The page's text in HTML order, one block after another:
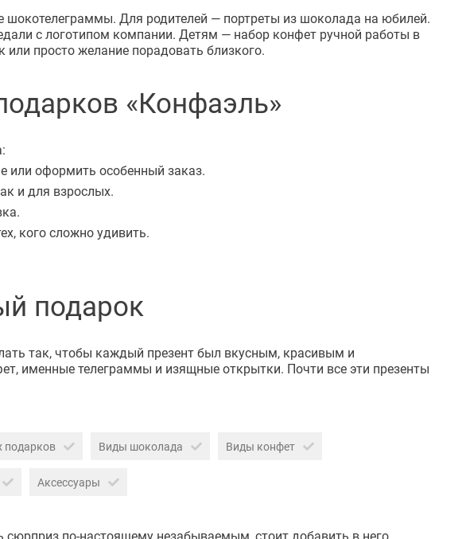
Для родителей — портреты из шоколада на юбилей.
с логотипом компании. Детям — набор конфет ручной работы в
просто желание порадовать близкого.
«Конфаэль»
или оформить особенный заказ.
и для взрослых.
кого сложно удивить.
подарок
так, чтобы каждый презент был вкусным, красивым и
именные телеграммы и изящные открытки. Почти все эти презенты
Виды шоколада Виды конфет
Аксессуары
по-настоящему незабываемым, стоит добавить в него